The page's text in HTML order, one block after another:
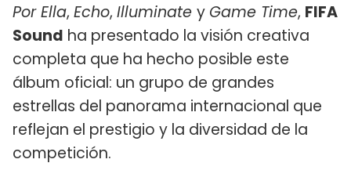
Por Ella, Echo, Illuminate y Game Time, FIFA
Sound ha presentado la visión creativa
completa que ha hecho posible este
álbum oficial: un grupo de grandes
estrellas del panorama internacional que
reflejan el prestigio y la diversidad de la
competición.